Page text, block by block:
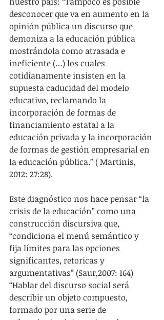
desconocer que va en aumento en la
opinión pública un discurso que
demoniza a la educación pública
mostrándola como atrasada e
ineficiente (…) los cuales
cotidianamente insisten en la
supuesta caducidad del modelo
educativo, reclamando la
incorporación de formas de
financiamiento estatal a la
educación privada y la incorporación
de formas de gestión empresarial en
la educación pública.” ( Martinis,
2012: 27:28).
Este diagnóstico nos hace pensar “la
crisis de la educación” como una
construcción discursiva que,
“condiciona el menú semántico y
fija límites para las opciones
significantes, retoricas y
argumentativas” (Saur,2007: 164)
“Hablar del discurso social será
describir un objeto compuesto,
formado por una serie de